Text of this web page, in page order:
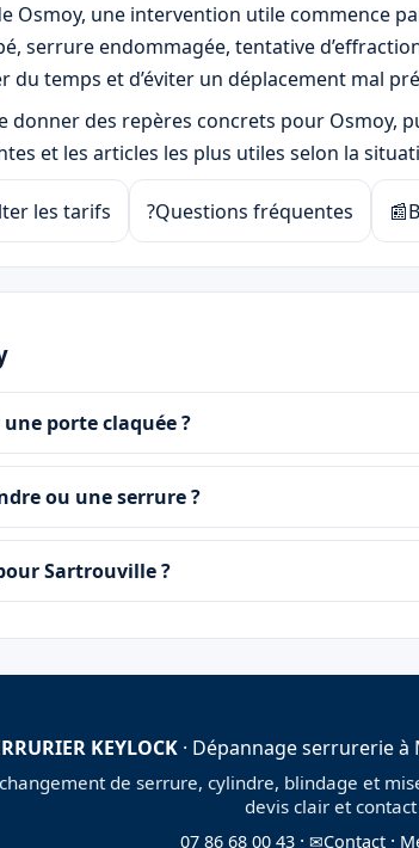
Osmoy, une intervention utile commence
serrure endommagée, tentative
du temps et d’éviter un déplacement mal
donner des repères concrets pour Osmoy,
et les articles les plus utiles selon la
les tarifs ?Questions fréquentes 📰
porte claquée ?
ou une serrure ?
Sartrouville ?
KEYLOCK · Dépannage serrurerie
de serrure, cylindre, blindage et
devis clair et
07 86 68 00 43 · ✉Contact ·